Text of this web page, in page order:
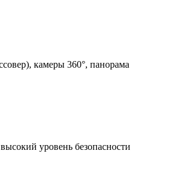
камеры 360°, панорама
уровень безопасности